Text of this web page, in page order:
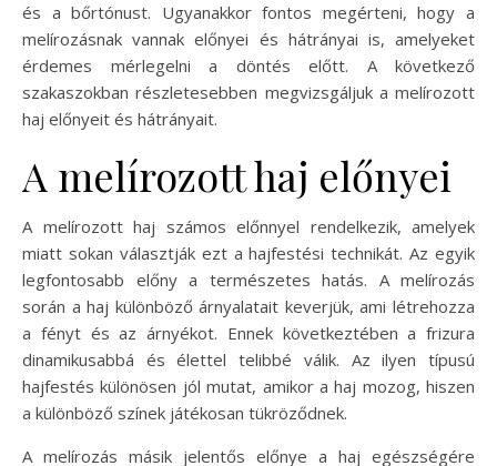
és a bőrtónust. Ugyanakkor fontos megérteni, hogy a
melírozásnak vannak előnyei és hátrányai is, amelyeket
érdemes mérlegelni a döntés előtt. A következő
szakaszokban részletesebben megvizsgáljuk a melírozott
haj előnyeit és hátrányait.
A melírozott haj előnyei
A melírozott haj számos előnnyel rendelkezik, amelyek
miatt sokan választják ezt a hajfestési technikát. Az egyik
legfontosabb előny a természetes hatás. A melírozás
során a haj különböző árnyalatait keverjük, ami létrehozza
a fényt és az árnyékot. Ennek következtében a frizura
dinamikusabbá és élettel telibbé válik. Az ilyen típusú
hajfestés különösen jól mutat, amikor a haj mozog, hiszen
a különböző színek játékosan tükröződnek.
A melírozás másik jelentős előnye a haj egészségére